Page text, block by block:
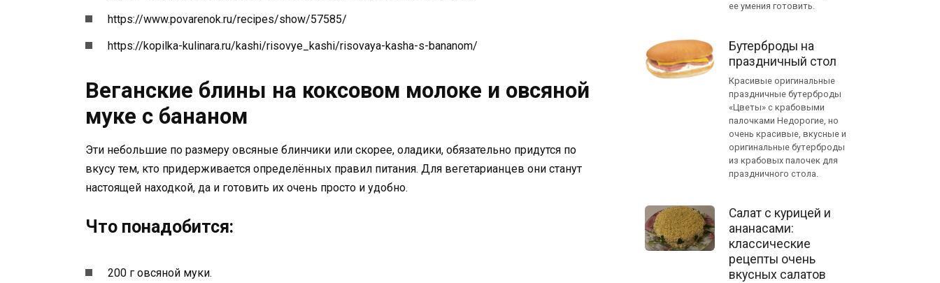
https://www.povarenok.ru/recipes/show/57585/
https://kopilka-kulinara.ru/kashi/risovye_kashi/risovaya-kasha-s-bananom/
Веганские блины на коксовом молоке и овсяной
муке с бананом
Эти небольшие по размеру овсяные блинчики или скорее, оладики, обязательно придутся по
вкусу тем, кто придерживается определённых правил питания. Для вегетарианцев они станут
настоящей находкой, да и готовить их очень просто и удобно.
Что понадобится:
200 г овсяной муки.
ее умения готовить.
Бутерброды на
праздничный стол
Красивые оригинальные
праздничные бутерброды
«Цветы» с крабовыми
палочками Недорогие, но
очень красивые, вкусные и
оригинальные бутерброды
из крабовых палочек для
праздничного стола.
Салат с курицей и
ананасами:
классические
рецепты очень
вкусных салатов